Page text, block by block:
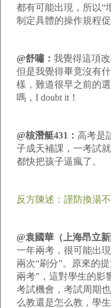
都有可能出現，所以“
制定具體的操作規程
@舒嘯： 我覺得這項
但是我覺得畢竟沒有
樣，難道很早之前的
嗎，I doubt it！
@核潛艇431： 高考是
子成天補課，一考試
都快把孩子逼瘋了。
反方陳述： 謹防換湯不
@袁國華（上海昂立
一年兩考，很可能出
兩次“刷分”。原來的
兩考”，這對學生的影
考試機會，考試周期
么教還是怎么教，學